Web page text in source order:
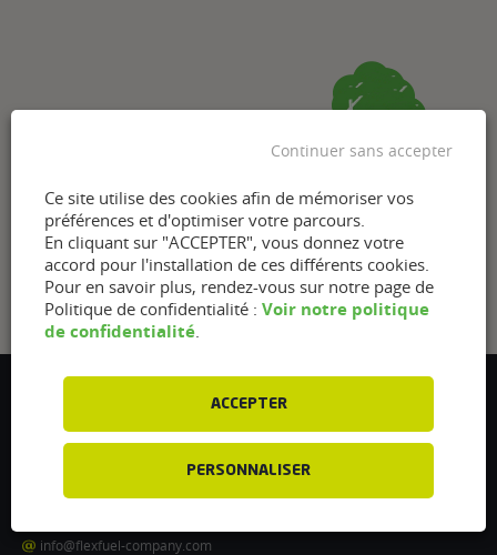
Flexfuel Energy Development
5 avenue des Renardières
info@flexfuel-company.com
Ce site utilise des cookies afin de mémoriser vos
préférences et d'optimiser votre parcours.
En cliquant sur "ACCEPTER", vous donnez votre
accord pour l'installation de ces différents cookies.
Pour en savoir plus, rendez-vous sur notre page de
Politique de confidentialité : Voir notre politique
de confidentialité
ACCEPTER
PERSONNALISER
Continuer sans accepter